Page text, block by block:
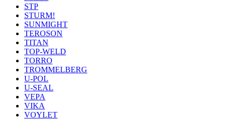
STP
STURM!
SUNMIGHT
TEROSON
TITAN
TOP-WELD
TORRO
TROMMELBERG
U-POL
U-SEAL
VEPA
VIKA
VOYLET